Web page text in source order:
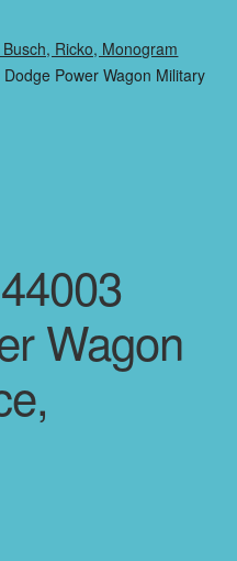
Ricko, Monogram
Power Wagon Military
Wagon